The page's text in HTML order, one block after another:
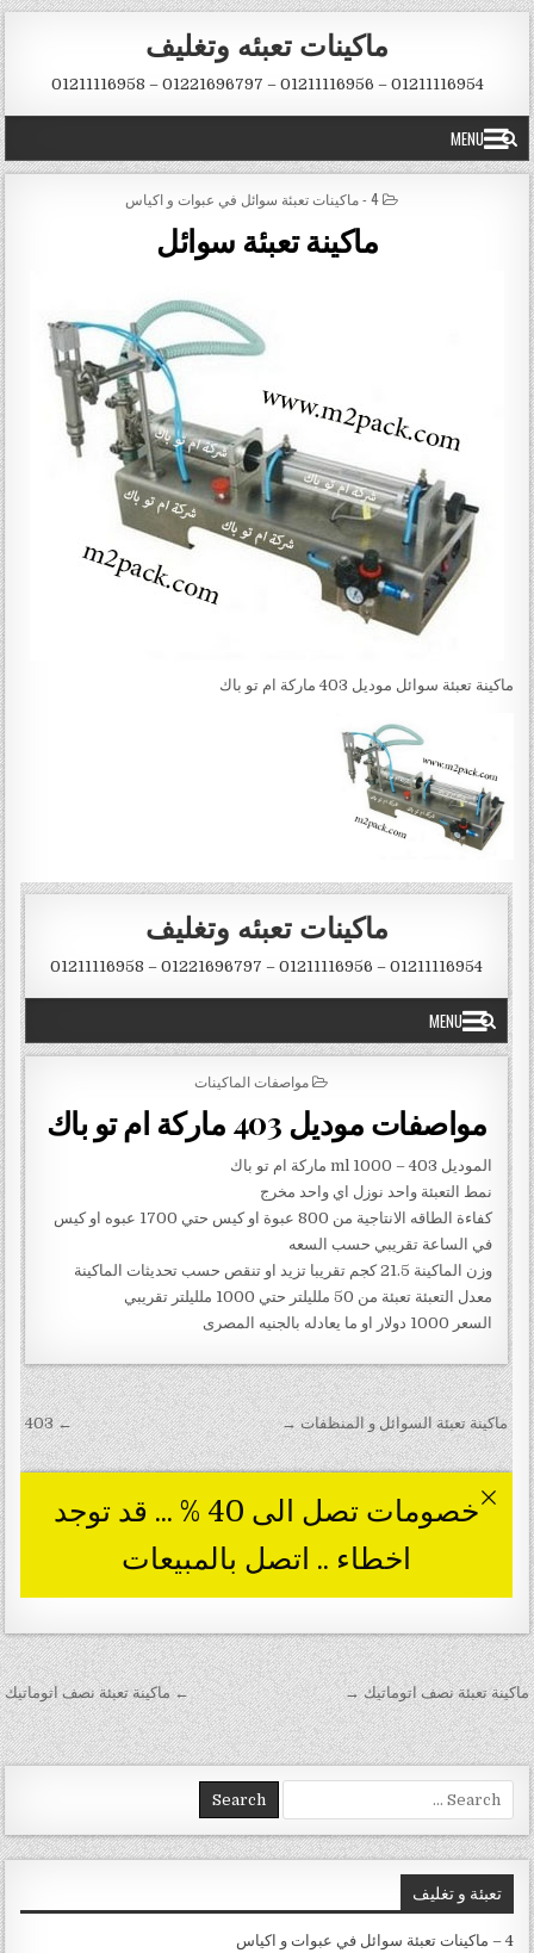
Skip to content
ماكينات تعبئه وتغليف
01211116954 – 01211116956 – 01221696797 – 01211116958
MENU
POSTED IN
4 - ماكينات تعبئة سوائل في عبوات و اكياس
ماكينة تعبئة سوائل
ماكينة تعبئة سوائل موديل 403 ماركة ام تو باك
تصفّح المقالات ← ماكينة تعبئة نصف اتوماتيك ماكينة تعبئة نصف اتوماتيك →
Search for:
تعبئة و تغليف
4 – ماكينات تعبئة سوائل في عبوات و اكياس